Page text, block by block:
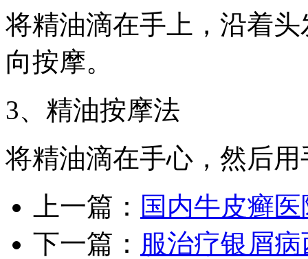
将精油滴在手上，沿着
向按摩。
3、精油按摩法
将精油滴在手心，然后
上一篇： 国内牛皮癣
下一篇： 服治疗银屑